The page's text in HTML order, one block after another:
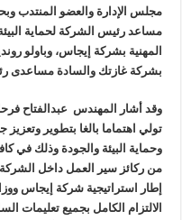
مجلس الإدارة والعضو المنتدب
مساعد رئيس الشركة لحماية
المهنية بشركة إيجاس، وباولو
بشركة غازتك والسادة مساعدى
وقد أشار المهندس عبدالفتاح
تولي اهتماما بالغا بتطوير
وحماية البيئة والجودة وذلك في
من ركائز سير العمل داخل
إطار استراتيجية شركة إيجاس
الالتزام الكامل بجميع تعليمات